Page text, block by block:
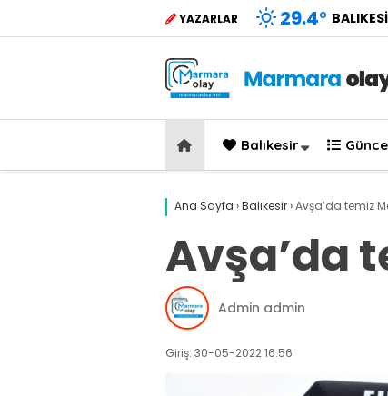
YAZARLAR 29.4°
Balıkesir
Ana Sayfa ›Balıkesir›Avşa’da temiz
Avşa’da
Admin admin
Giriş: 30-05-2022 16:56